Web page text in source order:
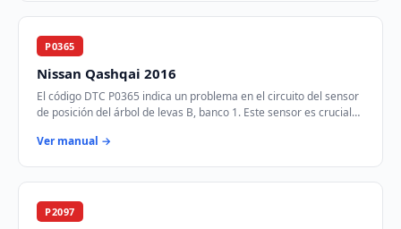
P0365
Nissan Qashqai 2016
El código DTC P0365 indica un problema en el circuito del sensor
de posición del árbol de levas B, banco 1. Este sensor es crucial
Ver manual →
P2097